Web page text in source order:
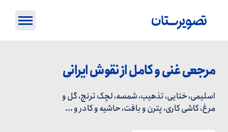
مرجعی غنی و کامل از نقوش ایرانی
اسلیمی، ختایی، تذهیب، شمسه، لچک ترنج، گل و
مرغ، کاشی کاری، پترن و بافت، حاشیه و کادر و ...